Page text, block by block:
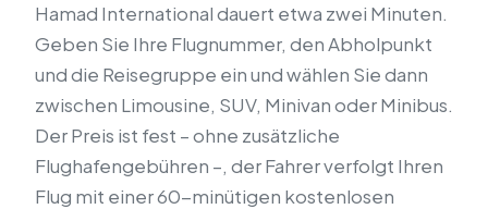
Hamad International dauert etwa zwei Minuten.
Geben Sie Ihre Flugnummer, den Abholpunkt
und die Reisegruppe ein und wählen Sie dann
zwischen Limousine, SUV, Minivan oder Minibus.
Der Preis ist fest – ohne zusätzliche
Flughafengebühren –, der Fahrer verfolgt Ihren
Flug mit einer 60-minütigen kostenlosen